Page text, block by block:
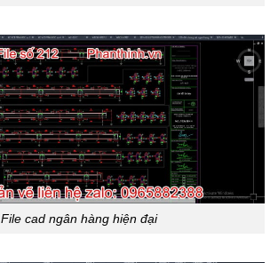
File cad ngân hàng hiện đại